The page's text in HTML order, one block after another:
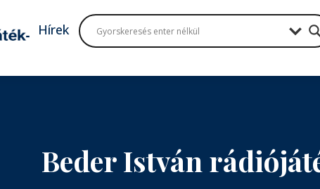
Hírek
Beder István